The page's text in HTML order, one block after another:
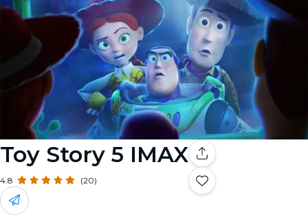
Toy Story 5 IMAX
4.8 (20)